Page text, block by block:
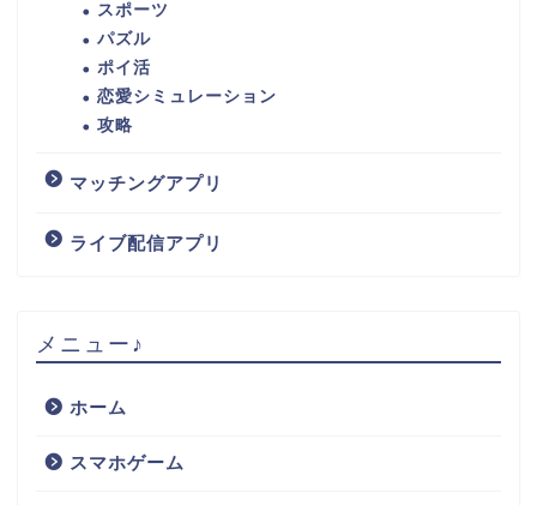
スポーツ
パズル
ポイ活
恋愛シミュレーション
攻略
マッチングアプリ
ライブ配信アプリ
メニュー♪
ホーム
スマホゲーム